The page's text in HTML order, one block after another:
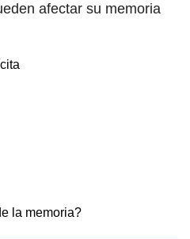
afectar su memoria
la memoria?